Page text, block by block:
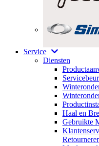
Service
Diensten
Haal en
Gebruikte